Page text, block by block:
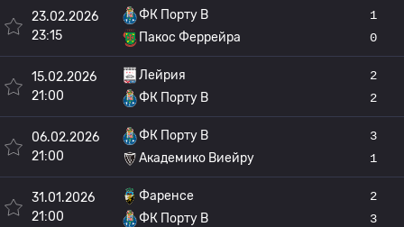
23.02.2026
23:15
ФК Порту B
Пакос Феррейра
1
0
15.02.2026
21:00
Лейрия
ФК Порту B
2
2
06.02.2026
21:00
ФК Порту B
Академико Виейру
3
1
31.01.2026
21:00
Фаренсе
ФК Порту B
2
3